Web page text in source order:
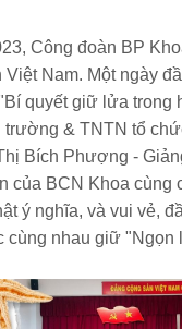
Công đoàn BP
Nam. Một ngày
quyết giữ lửa trong
trường & TNTN tổ
Bích Phượng -
của BCN Khoa cùng
ý nghĩa, và vui vẻ,
cùng nhau giữ "Ngọn